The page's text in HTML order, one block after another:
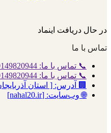
در حال دریافت اینماد
تماس با ما
📞 تماس با ما: 09149820944
📞 تماس با ما: 09149820944
🏢 آدرس: [ استان
🌐 وب‌سایت: [nahal20.ir]